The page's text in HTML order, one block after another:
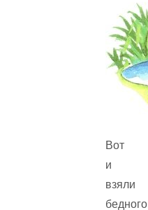
Вот
и
взяли
бедного